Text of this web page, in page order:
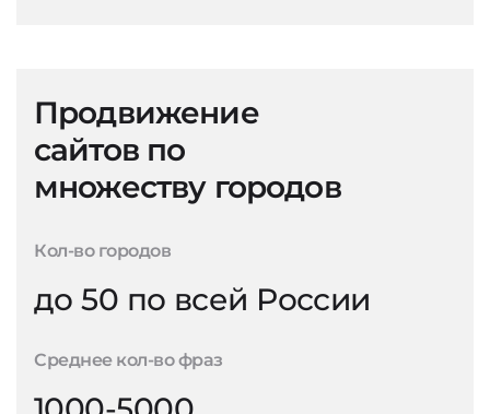
Продвижение
сайтов по
множеству городов
Кол-во городов
до 50 по всей России
Среднее кол-во фраз